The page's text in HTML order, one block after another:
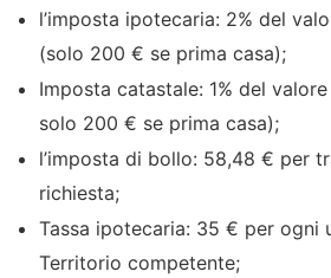
l’imposta ipotecaria: 2% del
(solo 200 € se prima casa);
Imposta catastale: 1% del
solo 200 € se prima casa);
l’imposta di bollo: 58,48 € per
richiesta;
Tassa ipotecaria: 35 € per ogni
Territorio competente;